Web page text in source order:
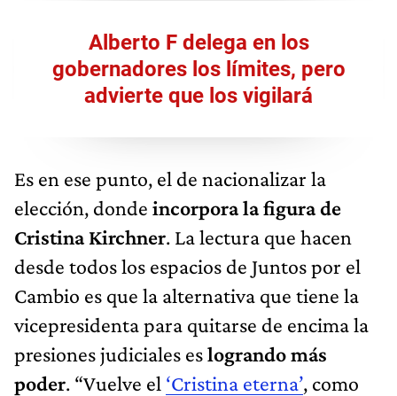
Alberto F delega en los
gobernadores los límites, pero
advierte que los vigilará
Es en ese punto, el de nacionalizar la
elección, donde incorpora la figura de
Cristina Kirchner. La lectura que hacen
desde todos los espacios de Juntos por el
Cambio es que la alternativa que tiene la
vicepresidenta para quitarse de encima la
presiones judiciales eslogrando más
poder. “Vuelve el ‘Cristina eterna’, como